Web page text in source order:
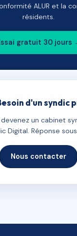
ALUR et la
résidents.
gratuit 30 jours
d'un syndic
devenez un cabinet
Digital. Réponse
Nous contacter